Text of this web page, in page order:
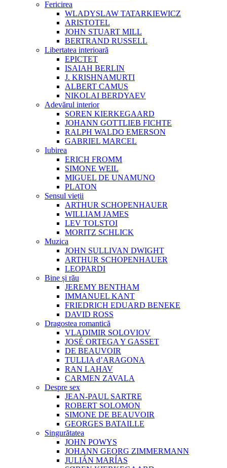
Fericirea
WLADYSLAW TATARKIEWICZ
ARISTOTEL
JOHN STUART MILL
BERTRAND RUSSELL
Libertatea interioară
EPICTET
ISAIAH BERLIN
J. KRISHNAMURTI
ALBERT CAMUS
NIKOLAI BERDYAEV
Adevărul interior
SOREN KIERKEGAARD
JOHANN GOTTLIEB FICHTE
RALPH WALDO EMERSON
GABRIEL MARCEL
Iubirea
ERICH FROMM
SIMONE WEIL
MIGUEL DE UNAMUNO
PLATON
Sensul vieții
ARTHUR SCHOPENHAUER
WILLIAM JAMES
LEV TOLSTOI
MORITZ SCHLICK
Muzica
JOHN SULLIVAN DWIGHT
ARTHUR SCHOPENHAUER
LEOPARDI
Bine și rău
JEREMY BENTHAM
IMMANUEL KANT
FRIEDRICH EDUARD BENEKE
DAVID ROSS
Dragostea romantică
VLADIMIR SOLOVIOV
JOSÉ ORTEGA Y GASSET
DE BEAUVOIR
TULLIA d’ARAGONA
RAN LAHAV
CARMEN ZAVALA
Despre sex
JEAN-PAUL SARTRE
ROBERT SOLOMON
SIMONE DE BEAUVOIR
GEORGES BATAILLE
Singurătatea
JOHN POWYS
JOHANN GEORG ZIMMERMANN
JULIÁN MARÍAS